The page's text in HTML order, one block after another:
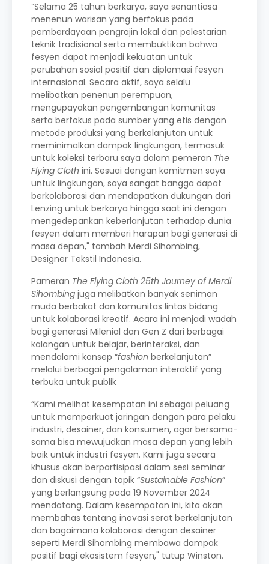
“Selama 25 tahun berkarya, saya senantiasa
menenun warisan yang berfokus pada
pemberdayaan pengrajin lokal dan pelestarian
teknik tradisional serta membuktikan bahwa
fesyen dapat menjadi kekuatan untuk
perubahan sosial positif dan diplomasi fesyen
internasional. Secara aktif, saya selalu
melibatkan penenun perempuan,
mengupayakan pengembangan komunitas
serta berfokus pada sumber yang etis dengan
metode produksi yang berkelanjutan untuk
meminimalkan dampak lingkungan, termasuk
untuk koleksi terbaru saya dalam pemeran The
Flying Cloth ini. Sesuai dengan komitmen saya
untuk lingkungan, saya sangat bangga dapat
berkolaborasi dan mendapatkan dukungan dari
Lenzing untuk berkarya hingga saat ini dengan
mengedepankan keberlanjutan terhadap dunia
fesyen dalam memberi harapan bagi generasi di
masa depan," tambah Merdi Sihombing,
Designer Tekstil Indonesia.
Pameran The Flying Cloth 25th Journey of Merdi
Sihombing juga melibatkan banyak seniman
muda berbakat dan komunitas lintas bidang
untuk kolaborasi kreatif. Acara ini menjadi wadah
bagi generasi Milenial dan Gen Z dari berbagai
kalangan untuk belajar, berinteraksi, dan
mendalami konsep “fashion berkelanjutan”
melalui berbagai pengalaman interaktif yang
terbuka untuk publik
“Kami melihat kesempatan ini sebagai peluang
untuk memperkuat jaringan dengan para pelaku
industri, desainer, dan konsumen, agar bersama-
sama bisa mewujudkan masa depan yang lebih
baik untuk industri fesyen. Kami juga secara
khusus akan berpartisipasi dalam sesi seminar
dan diskusi dengan topik “Sustainable Fashion”
yang berlangsung pada 19 November 2024
mendatang. Dalam kesempatan ini, kita akan
membahas tentang inovasi serat berkelanjutan
dan bagaimana kolaborasi dengan desainer
seperti Merdi Sihombing membawa dampak
positif bagi ekosistem fesyen," tutup Winston.